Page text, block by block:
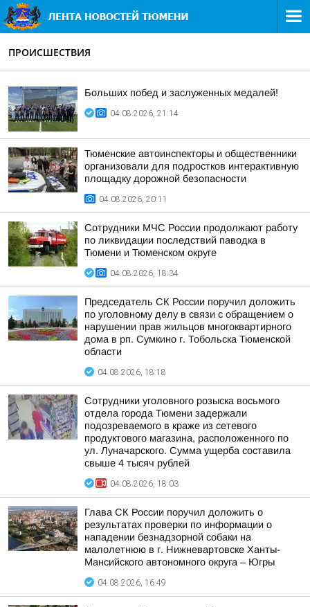
ПРОИСШЕСТВИЯ
Больших побед и заслуженных медалей!
04.08.2026, 21:14
Тюменские автоинспекторы и общественники
организовали для подростков интерактивную
площадку дорожной безопасности
04.08.2026, 20:11
Сотрудники МЧС России продолжают работу
по ликвидации последствий паводка в
Тюмени и Тюменском округе
04.08.2026, 18:34
Председатель СК России поручил доложить
по уголовному делу в связи с обращением о
нарушении прав жильцов многоквартирного
дома в рп. Сумкино г. Тобольска Тюменской
области
04.08.2026, 18:18
Сотрудники уголовного розыска восьмого
отдела города Тюмени задержали
подозреваемого в краже из сетевого
продуктового магазина, расположенного по
ул. Луначарского. Сумма ущерба составила
свыше 4 тысяч рублей
04.08.2026, 18:03
Глава СК России поручил доложить о
результатах проверки по информации о
нападении безнадзорной собаки на
малолетнюю в г. Нижневартовске Ханты-
Мансийского автономного округа – Югры
04.08.2026, 16:49